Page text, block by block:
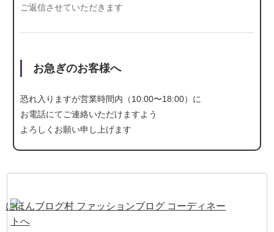
ご返信させていただきます
お急ぎのお客様へ
恐れ入りますが営業時間内（10:00〜18:00）に
お電話にてご連絡いただけますよう
よろしくお願い申し上げます